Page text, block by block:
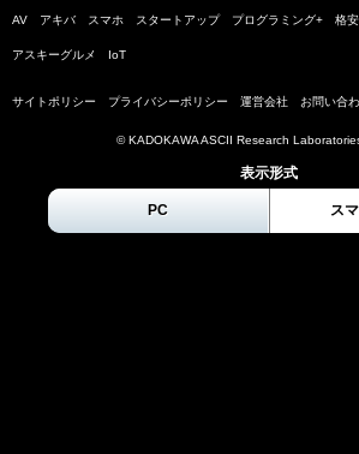
AV アキバ スマホ スタートアップ プログラミング+ 格
アスキーグルメ IoT
サイトポリシー プライバシーポリシー 運営会社 お問い合
© KADOKAWA ASCII Research
表示形式
PC ス